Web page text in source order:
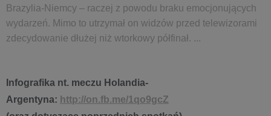
Brazylia-Niemcy – raczej z powodu braku emocjonujących
wydarzeń. Mimo to utrzymał on widzów przed telewizorami
zdecydowanie dłużej niż wtorkowy półfinał. ...
Infografika nt. meczu Holandia-
Argentyna: http://on.fb.me/1qo9gcZ